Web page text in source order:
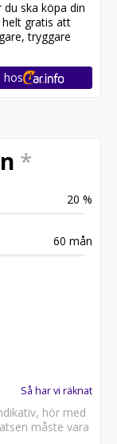
ICA
ska köpa din
helt gratis att
tryggare
hos
*
20 %
60 mån
Så har vi räknat
hör med
måste vara